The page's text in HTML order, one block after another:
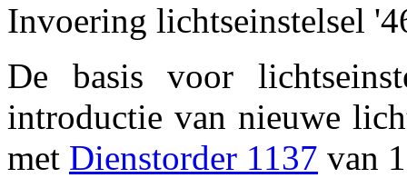
Invoering lichtseinstelsel
De basis voor
introductie van nieuwe
met Dienstorder 1137 van